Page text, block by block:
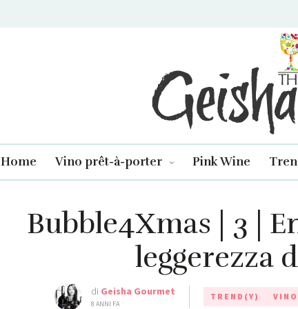
Home Vino prêt-à-porter Pink Wine
Bubble4Xmas | 3 |
leggerezza
di Geisha Gourmet
8 ANNI FA
TREND(Y)